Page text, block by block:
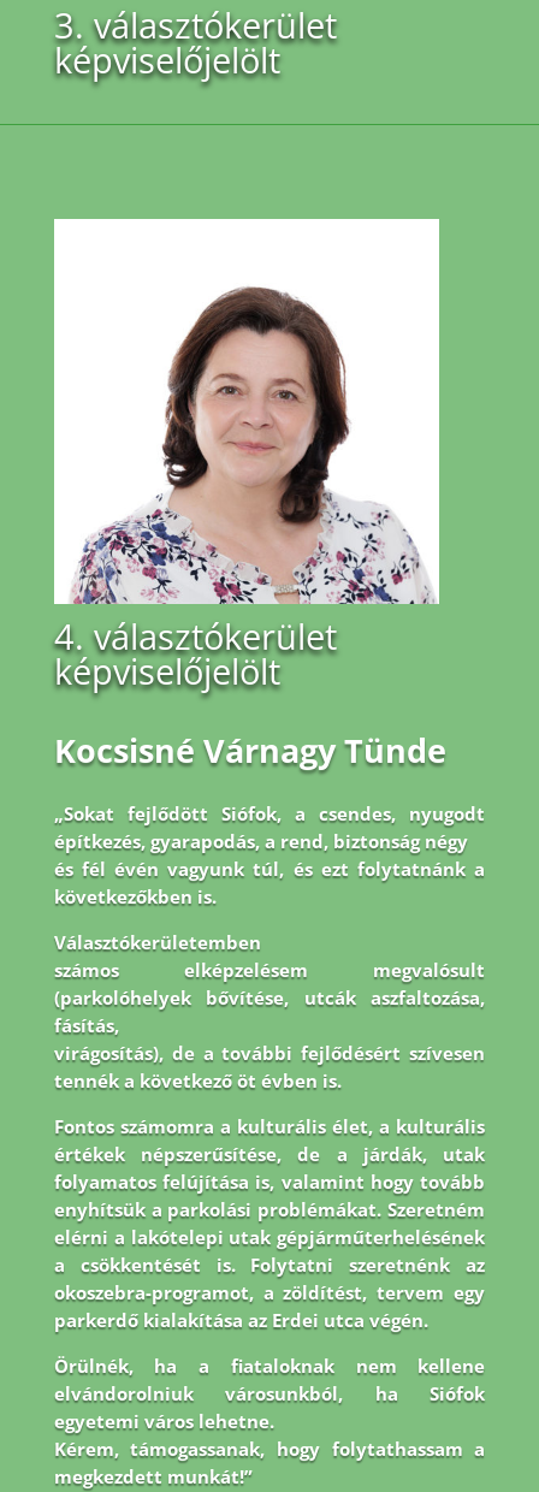
3. választókerület
képviselőjelölt
4. választókerület
képviselőjelölt
Kocsisné Várnagy Tünde
„Sokat fejlődött Siófok, a csendes, nyugodt
építkezés, gyarapodás, a rend, biztonság négy
és fél évén vagyunk túl, és ezt folytatnánk a
következőkben is.
Választókerületemben
számos elképzelésem megvalósult
(parkolóhelyek bővítése, utcák aszfaltozása,
fásítás,
virágosítás), de a további fejlődésért szívesen
tennék a következő öt évben is.
Fontos számomra a kulturális élet, a kulturális
értékek népszerűsítése, de a járdák, utak
folyamatosfelújítása is, valamint hogy tovább
enyhítsük a parkolási problémákat. Szeretném
elérni a lakótelepi utak gépjárműterhelésének
a csökkentését is. Folytatni szeretnénk az
okoszebra-programot, a zöldítést, tervem egy
parkerdő kialakítása az Erdei utca végén.
Örülnék, ha a fiataloknak nem kellene
elvándorolniuk városunkból, ha Siófok
egyetemi város lehetne.
Kérem, támogassanak, hogy folytathassam a
megkezdett munkát!”